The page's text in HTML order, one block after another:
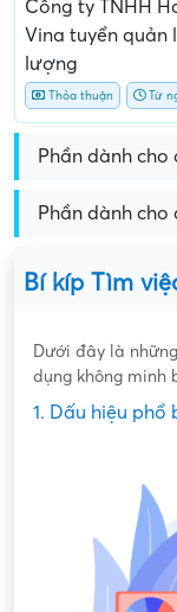
Công ty TNHH
Vina tuyển quản
lượng
Thỏa thuận Từ
Phần dành cho
Phần dành cho
Bí kíp Tìm
Dưới đây là
dụng không minh
1. Dấu hiệu phổ